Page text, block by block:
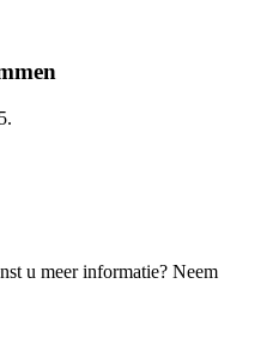
u meer informatie? Neem